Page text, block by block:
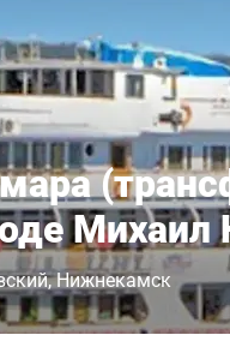
Михаил
Нижнекамск